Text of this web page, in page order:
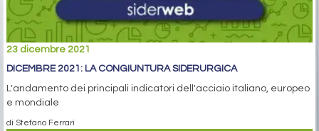
23 dicembre 2021
DICEMBRE 2021: LA CONGIUNTURA SIDERURGICA
L'andamento dei principali indicatori dell'acciaio italiano, europeo
e mondiale
di Stefano Ferrari